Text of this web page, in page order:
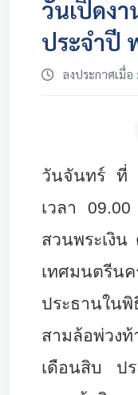
วันเปิดง
ประจำปี
ลงประกาศเมื่อ
วันจันทร์ ที่
เวลา
สวนพระเงิ
เทศมนตรีน
ประธานใน
สามล้อพ่วง
เดือนสิบ ป